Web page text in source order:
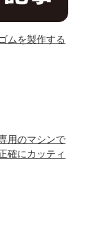
ムを製作する
用のマシンで
確にカッティ